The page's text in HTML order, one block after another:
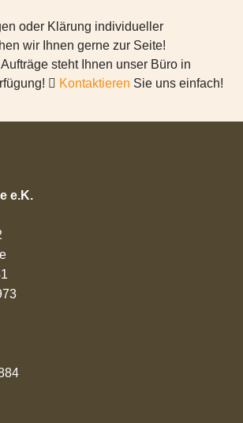
oder Klärung individueller
wir Ihnen gerne zur Seite!
steht Ihnen unser Büro in
Kontaktieren Sie uns einfach!
e.K.